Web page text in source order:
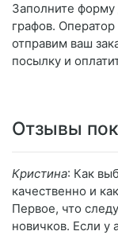
Заполните форму
графов.
отправим ваш
посылку и
Отзывы
Кристина: Как
качественно и
Первое, что
новичков. Если у